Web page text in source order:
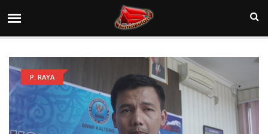
P. RAYA